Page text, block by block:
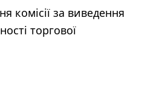
комісії за виведення
торгової